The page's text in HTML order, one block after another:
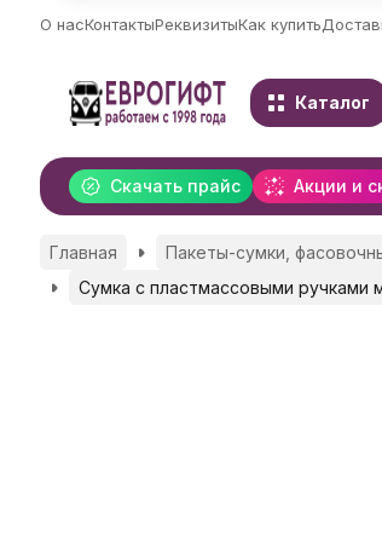
О насКонтактыРеквизитыКак купить
Каталог
Скачать прайс Акции и
Главная Пакеты-сумки,
Сумка с пластмассовыми ручками